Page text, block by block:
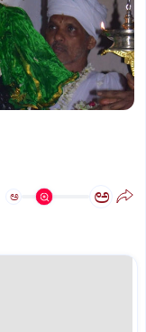
ಅ ಅ